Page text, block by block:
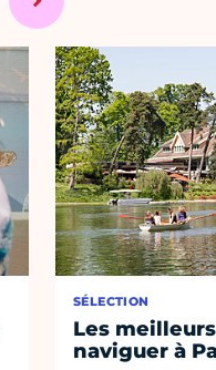
SÉLECTION
Les
naviguer à